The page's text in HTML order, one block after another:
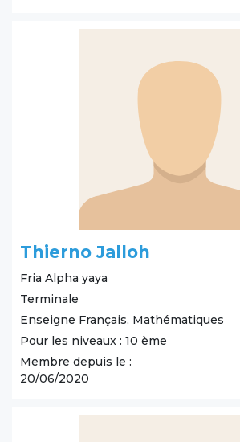
Thierno Jalloh
Fria Alpha yaya
Terminale
Enseigne Français, Mathématiques
Pour les niveaux : 10 ème
Membre depuis le :
20/06/2020